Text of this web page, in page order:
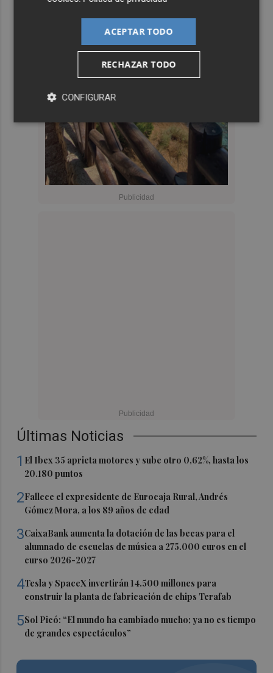
Últimas Noticias
1 El Ibex 35 aprieta motores y sube otro 0,62%, hasta los
20.180 puntos
2Fallece el expresidente de Eurocaja Rural, Andrés
Gómez Mora, a los 89 años de edad
3CaixaBank aumenta la dotación de las becas para el
alumnado de escuelas de música a 275.000 euros en el
curso 2026-2027
4Tesla y SpaceX invertirán 14.500 millones para
construir la planta de fabricación de chips Terafab
5Sol Picó: “El mundo ha cambiado mucho; ya no es tiempo
de grandes espectáculos”
ACEPTAR TODO
RECHAZAR TODO
CONFIGURAR